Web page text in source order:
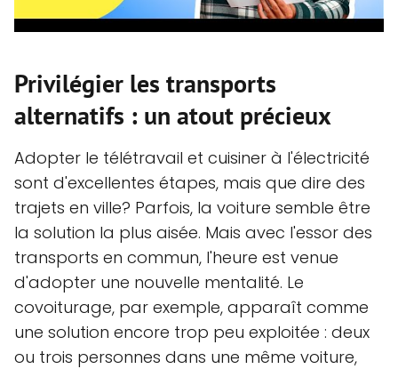
Privilégier les transports
alternatifs : un atout précieux
Adopter le télétravail et cuisiner à l'électricité
sont d'excellentes étapes, mais que dire des
trajets en ville? Parfois, la voiture semble être
la solution la plus aisée. Mais avec l'essor des
transports en commun, l'heure est venue
d'adopter une nouvelle mentalité. Le
covoiturage, par exemple, apparaît comme
une solution encore trop peu exploitée : deux
ou trois personnes dans une même voiture,